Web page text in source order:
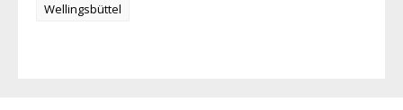
Wellingsbüttel